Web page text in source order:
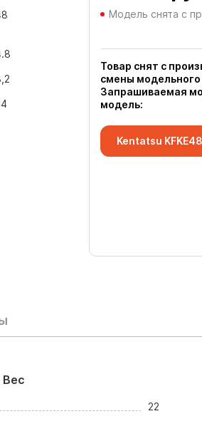
Модель снята с
Товар снят с
смены модельного
Запрашиваемая
модель:
Kentatsu
Вес
22